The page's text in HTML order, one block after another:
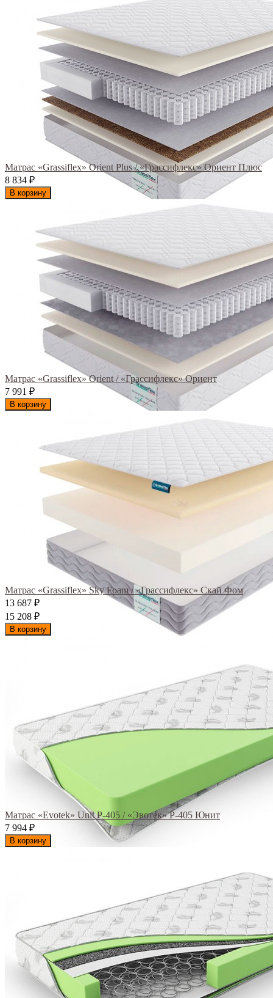
Матрас «Grassiflex» Orient Plus / «Грассифлекс» Ориент Плюс
8 834 ₽
В корзину
Матрас «Grassiflex» Orient / «Грассифлекс» Ориент
7 991
₽
В корзину
Матрас «Grassiflex» Sky Foam / «Грассифлекс» Скай Фом
13 687 ₽
15 208 ₽
В корзину
Матрас «Evotek» Unit Р-405 / «Эвотек» Р-405 Юнит
7 994 ₽
В корзину